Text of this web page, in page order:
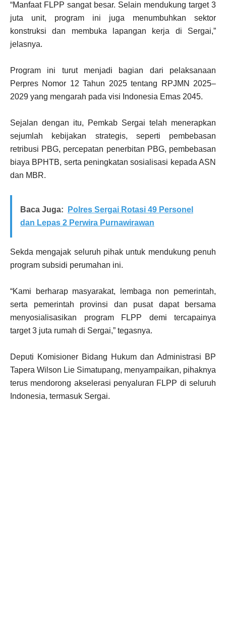
“Manfaat FLPP sangat besar. Selain mendukung target 3
juta unit, program ini juga menumbuhkan sektor
konstruksi dan membuka lapangan kerja di Sergai,”
jelasnya.
Program ini turut menjadi bagian dari pelaksanaan
Perpres Nomor 12 Tahun 2025 tentang RPJMN 2025–
2029 yang mengarah pada visi Indonesia Emas 2045.
Sejalan dengan itu, Pemkab Sergai telah menerapkan
sejumlah kebijakan strategis, seperti pembebasan
retribusi PBG, percepatan penerbitan PBG, pembebasan
biaya BPHTB, serta peningkatan sosialisasi kepada ASN
dan MBR.
Baca Juga:
Polres Sergai Rotasi 49 Personel
dan Lepas 2 Perwira Purnawirawan
Sekda mengajak seluruh pihak untuk mendukung penuh
program subsidi perumahan ini.
“Kami berharap masyarakat, lembaga non pemerintah,
serta pemerintah provinsi dan pusat dapat bersama
menyosialisasikan program FLPP demi tercapainya
target 3 juta rumah di Sergai,” tegasnya.
Deputi Komisioner Bidang Hukum dan Administrasi BP
Tapera Wilson Lie Simatupang, menyampaikan, pihaknya
terus mendorong akselerasi penyaluran FLPP di seluruh
Indonesia, termasuk Sergai.